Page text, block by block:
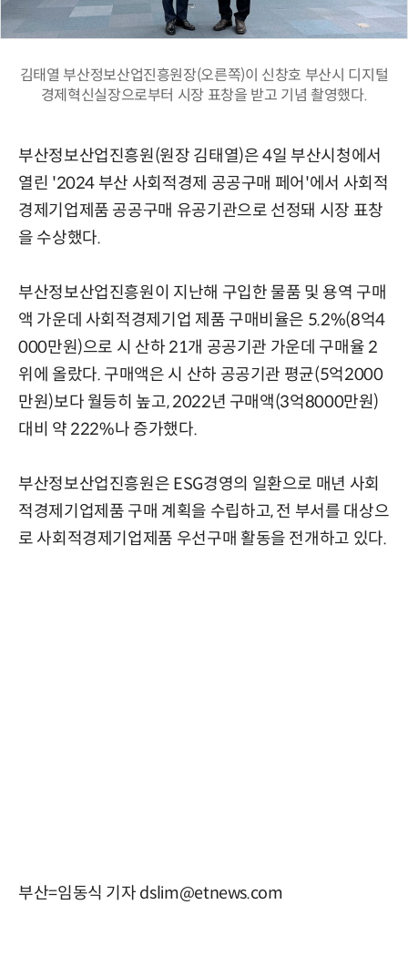
김태열 부산정보산업진흥원장(오른쪽)이 신창호 부산시 디지털
경제혁신실장으로부터 시장 표창을 받고 기념 촬영했다.
부산정보산업진흥원(원장 김태열)은 4일 부산시청에서
열린 '2024 부산 사회적경제 공공구매 페어'에서 사회적
경제기업제품 공공구매 유공기관으로 선정돼 시장 표창
을 수상했다.
부산정보산업진흥원이 지난해 구입한 물품 및 용역 구매
액 가운데 사회적경제기업 제품 구매비율은 5.2%(8억4
000만원)으로 시 산하 21개 공공기관 가운데 구매율 2
위에 올랐다. 구매액은 시 산하 공공기관 평균(5억2000
만원)보다 월등히 높고, 2022년 구매액(3억8000만원)
대비 약 222%나 증가했다.
부산정보산업진흥원은 ESG경영의 일환으로 매년 사회
적경제기업제품 구매 계획을 수립하고, 전 부서를 대상으
로 사회적경제기업제품 우선구매 활동을 전개하고 있다.
부산=임동식 기자 dslim@etnews.com